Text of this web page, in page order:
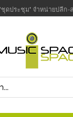
ดประชุม" จำหน่ายปลีก-